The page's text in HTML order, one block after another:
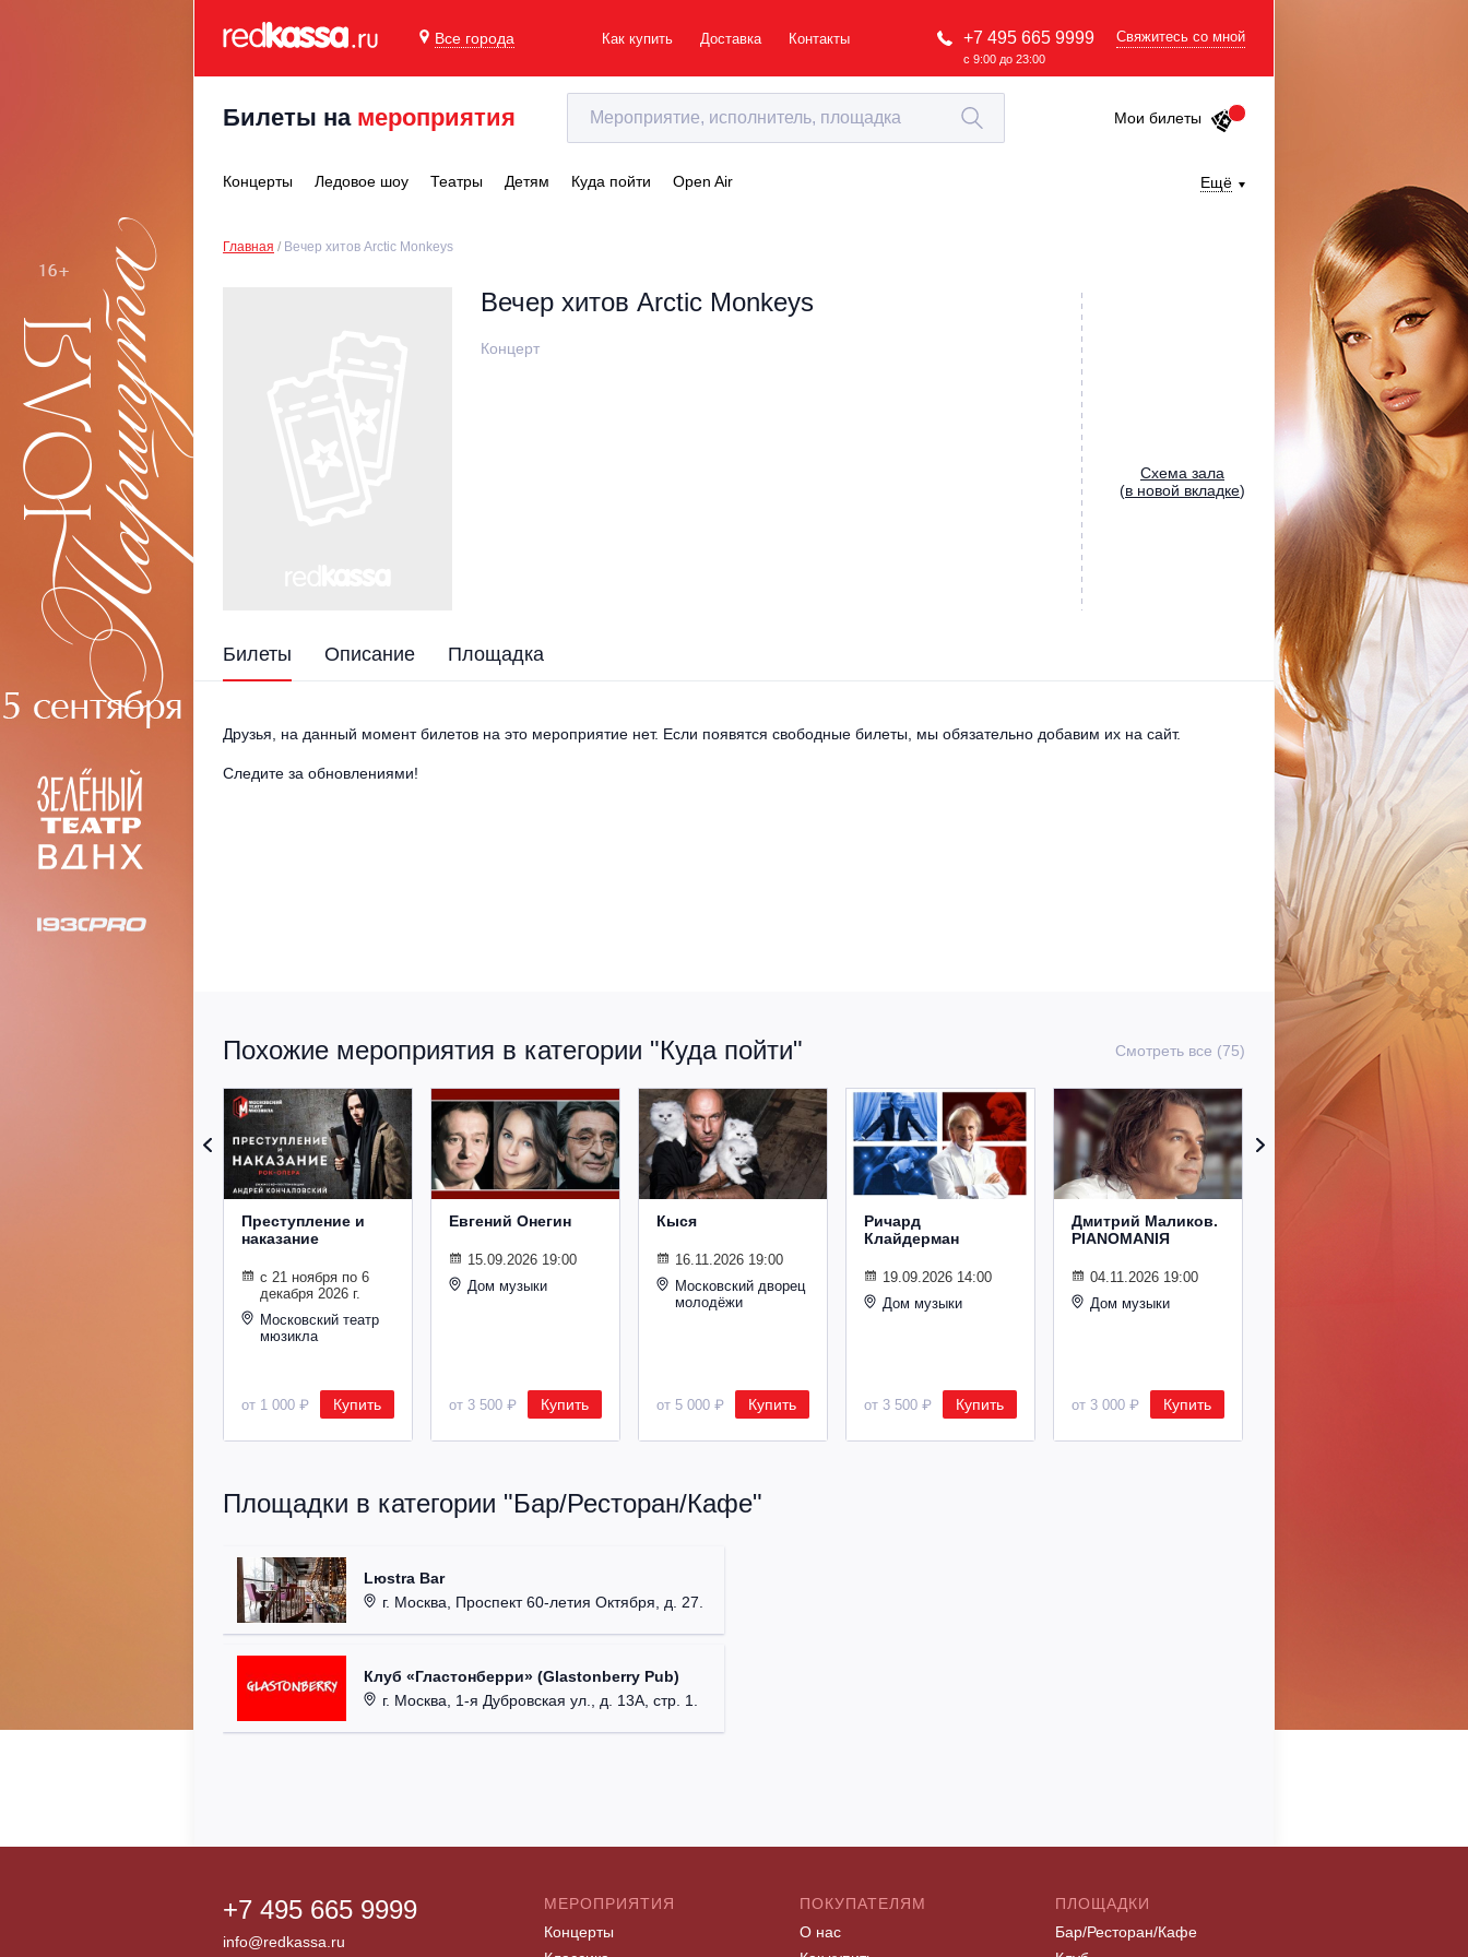
Все города Как купить Доставка Контакты +7 495 665 9999
с 9:00 до 23:00
Свяжитесь со мной
Билеты на мероприятия Мои билеты
Концерты Ледовое шоу Театры Детям Куда пойти Open Air Ещё
Главная Вечер хитов Arctic Monkeys
Вечер хитов Arctic Monkeys
Концерт
Cхема зала
(в новой вкладке)
Билеты Описание Площадка
Друзья, на данный момент билетов на это мероприятие нет. Если появятся свободные билеты, мы обязательно добавим их на сайт.
Следите за обновлениями!
Похожие мероприятия в категории "Куда пойти" Смотреть все (75)
Преступление и
наказание
с 21 ноября по 6
декабря 2026 г.
Московский театр
мюзикла
от 1 000 ₽ Купить
Евгений Онегин
15.09.2026 19:00
Дом музыки
от 3 500 ₽ Купить
Кыся
16.11.2026 19:00
Московский дворец
молодёжи
от 5 000 ₽ Купить
Ричард
Клайдерман
19.09.2026 14:00
Дом музыки
от 3 500 ₽ Купить
Дмитрий Маликов.
PIANOMANIЯ
04.11.2026 19:00
Дом музыки
от 3 000 ₽ Купить
Площадки в категории "Бар/Ресторан/Кафе"
Lюstra Bar
г. Москва, Проспект 60-летия Октября, д. 27.
Клуб «Гластонберри» (Glastonberry Pub)
г. Москва, 1-я Дубровская ул., д. 13А, стр. 1.
+7 495 665 9999
info@redkassa.ru
МЕРОПРИЯТИЯ
Концерты
ПОКУПАТЕЛЯМ
О нас
ПЛОЩАДКИ
Бар/Ресторан/Кафе